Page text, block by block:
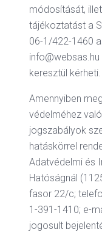
módosítását,
tájékoztatást a
06-1/422-1460
keresztül kérheti.
Amennyiben
védelméhez
jogszabályok
hatáskörrel
Adatvédelmi és
Hatóságnál
fasor 22/c;
1-391-1410; e-
jogosult